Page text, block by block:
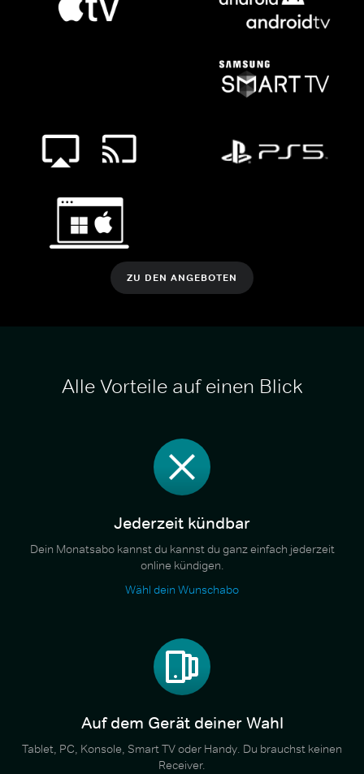
ZU DEN ANGEBOTEN
Alle Vorteile auf einen Blick
Jederzeit kündbar
Dein Monatsabo kannst du kannst du ganz einfach jederzeit
online kündigen.
Wähl dein Wunschabo
Auf dem Gerät deiner Wahl
Tablet, PC, Konsole, Smart TV oder Handy. Du brauchst keinen
Receiver.